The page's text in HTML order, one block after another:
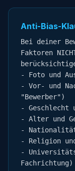
Anti-Bias-
Bei deiner
Faktoren
- Foto und
- Vor- und
"Bewerber")
- Geschlecht
- Alter und
-
- Religion
-
Fachrichtung)